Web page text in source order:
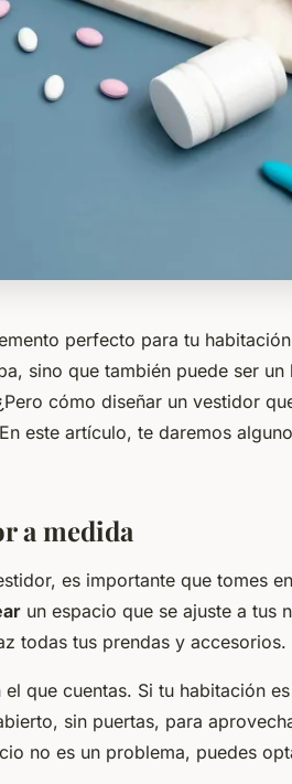
perfecto para tu
sino que también puede ser un
cómo diseñar un vestidor
este artículo, te daremos
a medida
es importante que tomes
un espacio que se ajuste a tus
todas tus prendas y accesorios.
que cuentas. Si tu habitación
sin puertas, para
no es un problema, puedes